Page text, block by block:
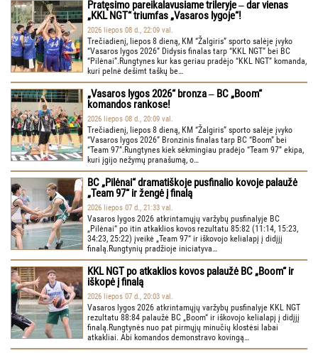
Pratęsimo pareikalavusiame trileryje ‒ dar vienas
„KKL NGT“ triumfas „Vasaros lygoje“!
2026 liepos 08 d., 22:09 val.
Trečiadienį, liepos 8 dieną, KM “Žalgiris” sporto salėje įvyko
“Vasaros lygos 2026” Didysis finalas tarp “KKL NGT” bei BC
“Pilėnai”.Rungtynes kur kas geriau pradėjo “KKL NGT” komanda,
kuri pelnė dešimt taškų be…
„Vasaros lygos 2026“ bronza ‒ BC „Boom“
komandos rankose!
2026 liepos 08 d., 20:09 val.
Trečiadienį, liepos 8 dieną, KM “Žalgiris” sporto salėje įvyko
“Vasaros lygos 2026” Bronzinis finalas tarp BC “Boom” bei
“Team 97”.Rungtynes kiek sėkmingiau pradėjo “Team 97” ekipa,
kuri įgijo nežymų pranašumą, o…
BC „Pilėnai“ dramatiškoje pusfinalio kovoje palaužė
„Team 97“ ir žengė į finalą
2026 liepos 07 d., 21:33 val.
Vasaros lygos 2026 atkrintamųjų varžybų pusfinalyje BC
„Pilėnai“ po itin atkaklios kovos rezultatu 85:82 (11:14, 15:23,
34:23, 25:22) įveikė „Team 97“ ir iškovojo kelialapį į didįjį
finalą.Rungtynių pradžioje iniciatyva…
KKL NGT po atkaklios kovos palaužė BC „Boom“ ir
iškopė į finalą
2026 liepos 07 d., 20:03 val.
Vasaros lygos 2026 atkrintamųjų varžybų pusfinalyje KKL NGT
rezultatu 88:84 palaužė BC „Boom“ ir iškovojo kelialapį į didįjį
finalą.Rungtynės nuo pat pirmųjų minučių klostėsi labai
atkakliai. Abi komandos demonstravo kovingą…